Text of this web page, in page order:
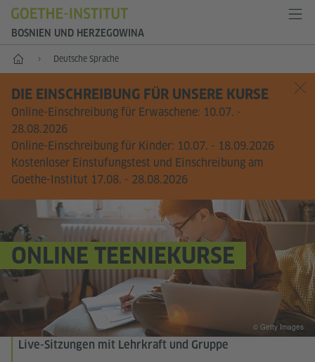
BOSNIEN UND HERZEGOWINA
Start Deutsche Sprache
DIE EINSCHREIBUNG FÜR UNSERE KURSE
Online-Einschreibung für Erwaschene: 10.07. -
28.08.2026
Online-Einschreibung für Kinder: 10.07. - 18.09.2026
Kostenloser Einstufungstest und Einschreibung am
Goethe-Institut 17.08. - 28.08.2026
ONLINE TEENIEKURSE
Live-Sitzungen mit Lehrkraft und Gruppe
© Getty Images